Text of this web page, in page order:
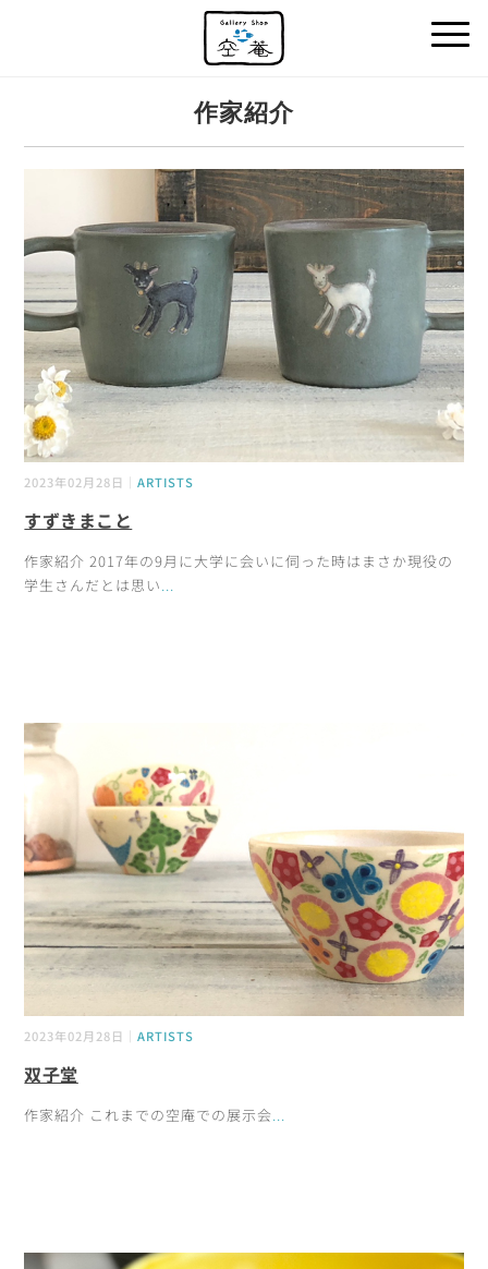
作家紹介
2023年02月28日｜ARTISTS
すずきまこと
作家紹介 2017年の9月に大学に会いに伺った時はまさか現役の
学生さんだとは思い...
2023年02月28日｜ARTISTS
双子堂
作家紹介 これまでの空庵での展示会...